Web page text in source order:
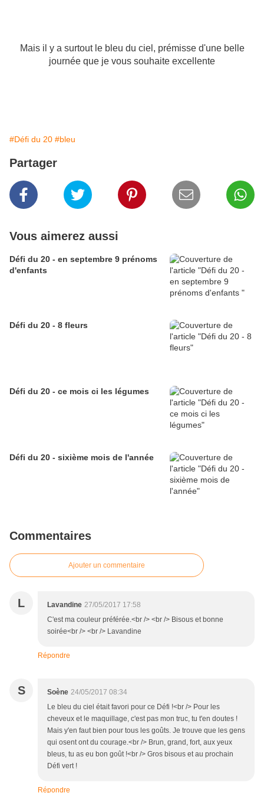
Mais il y a surtout le bleu du ciel, prémisse d'une belle
journée que je vous souhaite excellente
#Défi du 20 #bleu
Partager
Vous aimerez aussi
Défi du 20 - en septembre 9 prénoms
d'enfants
Défi du 20 - 8 fleurs
Défi du 20 - ce mois ci les légumes
Défi du 20 - sixième mois de l'année
Commentaires
Ajouter un commentaire
L Lavandine 27/05/2017 17:58
C'est ma couleur préférée.<br /> <br /> Bisous et bonne
soirée<br /> <br /> Lavandine
Répondre
S Soène 24/05/2017 08:34
Le bleu du ciel était favori pour ce Défi !<br /> Pour les
cheveux et le maquillage, c'est pas mon truc, tu t'en doutes !
Mais y'en faut bien pour tous les goûts. Je trouve que les gens
qui osent ont du courage.<br /> Brun, grand, fort, aux yeux
bleus, tu as eu bon goût !<br /> Gros bisous et au prochain
Défi vert !
Répondre